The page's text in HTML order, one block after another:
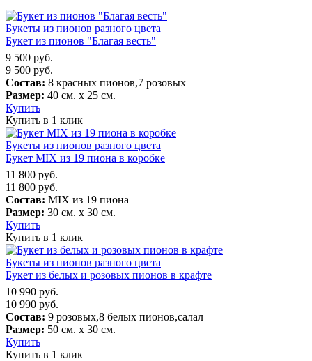
Букеты из пионов разного цвета
Букет из пионов "Благая весть"
9 500 руб.
9 500 руб.
Состав: 8 красных пионов,7 розовых
Размер: 40 см. х 25 см.
Купить
Купить в 1 клик
Букеты из пионов разного цвета
Букет MIX из 19 пиона в коробке
11 800 руб.
11 800 руб.
Состав: MIX из 19 пиона
Размер: 30 см. х 30 см.
Купить
Купить в 1 клик
Букеты из пионов разного цвета
Букет из белых и розовых пионов в крафте
10 990 руб.
10 990 руб.
Состав: 9 розовых,8 белых пионов,салал
Размер: 50 см. х 30 см.
Купить
Купить в 1 клик